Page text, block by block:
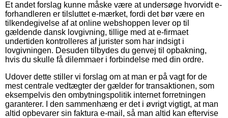
Et andet forslag kunne måske være at undersøge hvorvidt e-
forhandleren er tilsluttet e-mærket, fordi det bør være en
tilkendegivelse af at online webshoppen lever op til
gældende dansk lovgivning, tillige med at e-firmaet
undertiden kontrolleres af jurister som har indsigt i
lovgivningen. Desuden tilbydes du genvej til opbakning,
hvis du skulle få dilemmaer i forbindelse med din ordre.
Udover dette stiller vi forslag om at man er på vagt for de
mest centrale vedtægter der gælder for transaktionen, som
eksempelvis den ombytningspolitik internet forretningen
garanterer. I den sammenhæng er det i øvrigt vigtigt, at man
altid opbevarer sin faktura e-mail, så man altid kan eftervise